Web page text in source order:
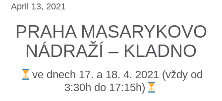
April 13, 2021
PRAHA MASARYKOVO
NÁDRAŽÍ – KLADNO
ve dnech 17. a 18. 4. 2021 (vždy od
3:30h do 17:15h)